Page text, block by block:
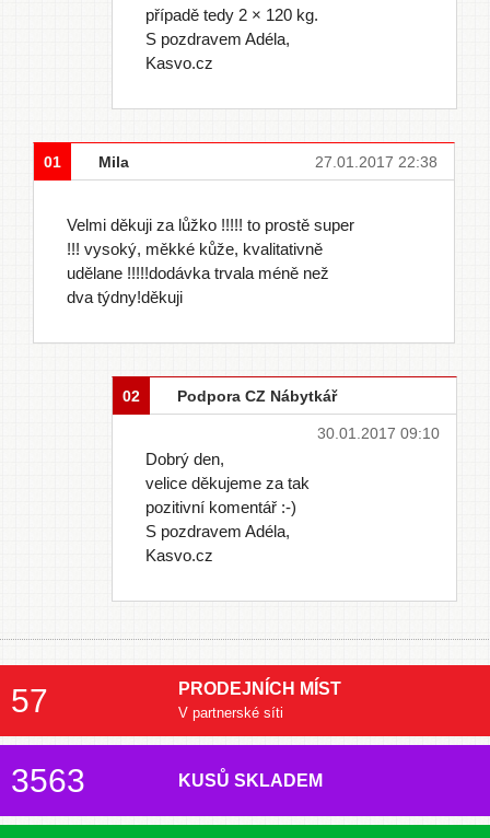
případě tedy 2 × 120 kg.
S pozdravem Adéla,
Kasvo.cz
01 Mila 27.01.2017 22:38
Velmi děkuji za lůžko !!!!! to prostě super
!!! vysoký, měkké kůže, kvalitativně
udělane !!!!!dodávka trvala méně než
dva týdny!děkuji
02 Podpora CZ Nábytkář
30.01.2017 09:10
Dobrý den,
velice děkujeme za tak
pozitivní komentář :-)
S pozdravem Adéla,
Kasvo.cz
57 PRODEJNÍCH MÍST
V partnerské síti
3563 KUSŮ SKLADEM